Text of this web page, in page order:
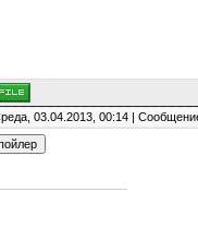
03.04.2013, 00:14 |